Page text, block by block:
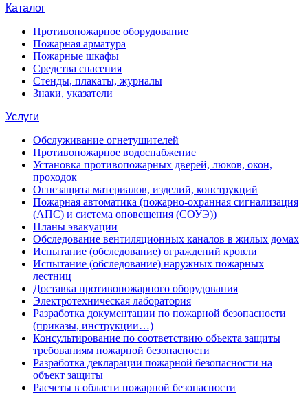
Каталог
Противопожарное оборудование
Пожарная арматура
Пожарные шкафы
Средства спасения
Стенды, плакаты, журналы
Знаки, указатели
Услуги
Обслуживание огнетушителей
Противопожарное водоснабжение
Установка противопожарных дверей, люков, окон,
проходок
Огнезащита материалов, изделий, конструкций
Пожарная автоматика (пожарно-охранная сигнализация
(АПС) и система оповещения (СОУЭ))
Планы эвакуации
Обследование вентиляционных каналов в жилых домах
Испытание (обследование) ограждений кровли
Испытание (обследование) наружных пожарных
лестниц
Доставка противопожарного оборудования
Электротехническая лаборатория
Разработка документации по пожарной безопасности
(приказы, инструкции…)
Консультирование по соответствию объекта защиты
требованиям пожарной безопасности
Разработка декларации пожарной безопасности на
объект защиты
Расчеты в области пожарной безопасности